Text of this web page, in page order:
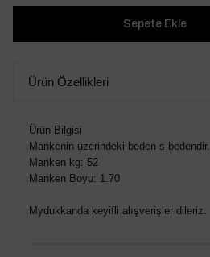
Ürün Özellikleri
Ürün Bilgisi
Mankenin üzerindeki beden s bedendir.
Manken kg: 52
Manken Boyu: 1.70
Mydukkanda keyifli alışverişler dileriz.